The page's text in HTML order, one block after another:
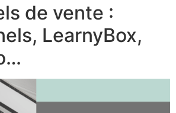
de vente :
LearnyBox,